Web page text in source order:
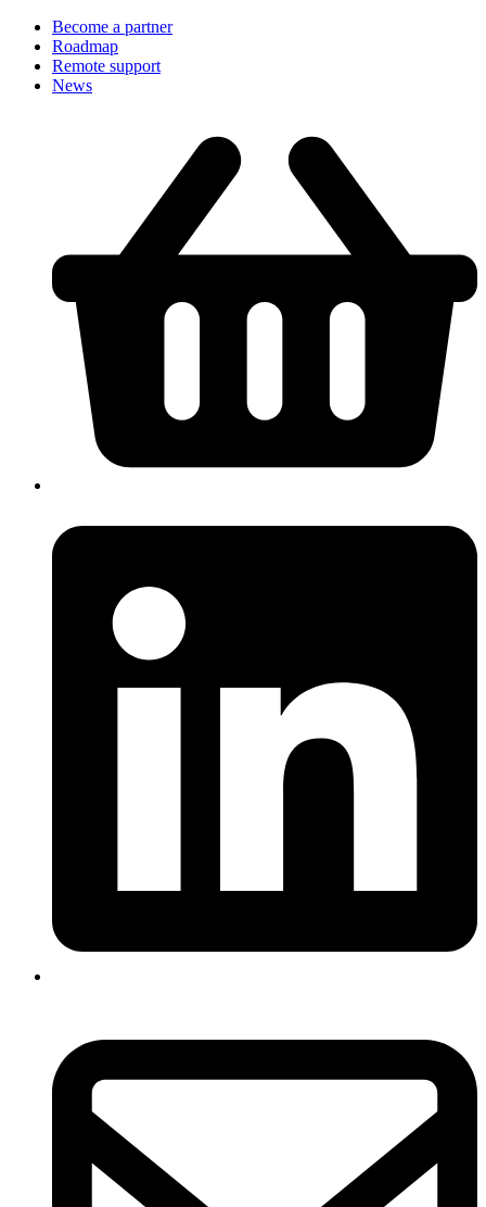
Become a partner
Roadmap
Remote support
News